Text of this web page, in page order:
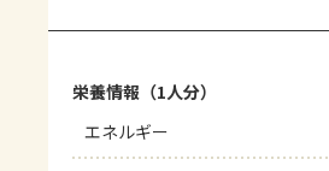
栄養情報（1人分）
エネルギー